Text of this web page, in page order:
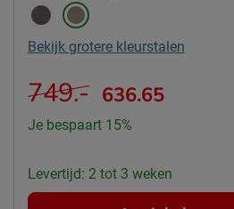
Bekijk grotere kleurstalen
749.- 636.65
Je bespaart 15%
Levertijd: 2 tot 3 weken